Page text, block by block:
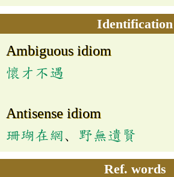
Identification
Ambiguous idiom
懷才不遇
Antisense idiom
珊瑚在網、 野無遺賢
Ref. words